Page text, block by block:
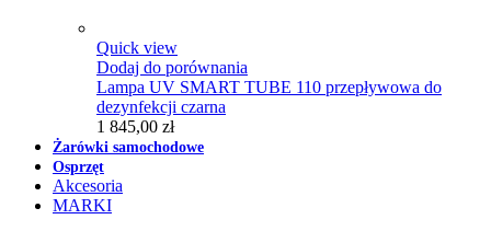
Quick view
Dodaj do porównania
Lampa UV SMART TUBE 110 przepływowa do
dezynfekcji czarna
1 845,00 zł
Żarówki samochodowe
Osprzęt
Akcesoria
MARKI